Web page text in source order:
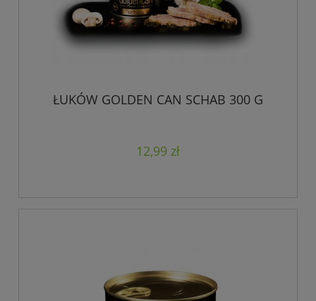
ŁUKÓW GOLDEN CAN SCHAB 300 G
12,99 zł